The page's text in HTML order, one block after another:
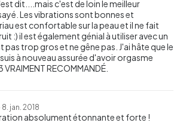
dit....mais c'est de loin le meilleur
Les vibrations sont bonnes et
est confortable sur la peau et il ne fait
:) il est également génial à utiliser avec un
pas trop gros et ne gêne pas. J'ai hâte que le
à nouveau assurée d'avoir orgasme
RECOMMANDÉ.
8. jan. 2018
absolument étonnante et forte !